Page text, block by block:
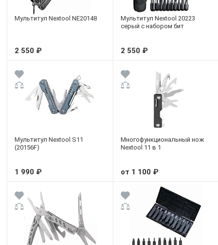
Мультитул Nextool NE20148
2 550 ₽
Мультитул Nextool 20223
серый с набором бит
2 550 ₽
Мультитул Nextool S11
(20156F)
1 990 ₽
Многофункциональный нож
Nextool 11 в 1
от 1 100 ₽